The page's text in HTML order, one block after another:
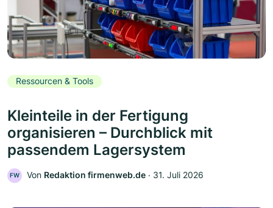
Ressourcen & Tools
Kleinteile in der Fertigung
organisieren – Durchblick mit
passendem Lagersystem
FW Von Redaktion firmenweb.de ‧ 31. Juli 2026